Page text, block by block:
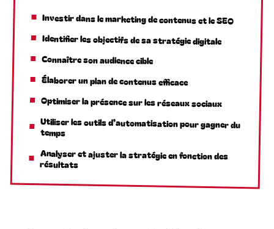
Investir dans le marketing de contenus et le SEO
Identifier les objectifs de sa stratégie digitale
Connaître son audience cible
Élaborer un plan de contenus efficace
Optimiser la présence sur les réseaux sociaux
Utiliser les outils d’automatisation pour gagner du
temps
Analyser et ajuster la stratégie en fonction des
résultats